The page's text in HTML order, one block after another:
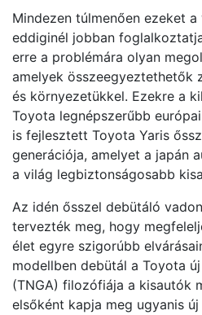
Mindezen túlmenően ezeket
eddiginél jobban
erre a problémára olyan
amelyek összeegyeztethetők
és környezetükkel. Ezekre a
Toyota legnépszerűbb
is fejlesztett Toyota Yaris
generációja, amelyet a japán
a világ legbiztonságosabb
Az idén ősszel debütáló
tervezték meg, hogy
élet egyre szigorúbb
modellben debütál a Toyota
(TNGA) filozófiája a kisautók
elsőként kapja meg ugyanis